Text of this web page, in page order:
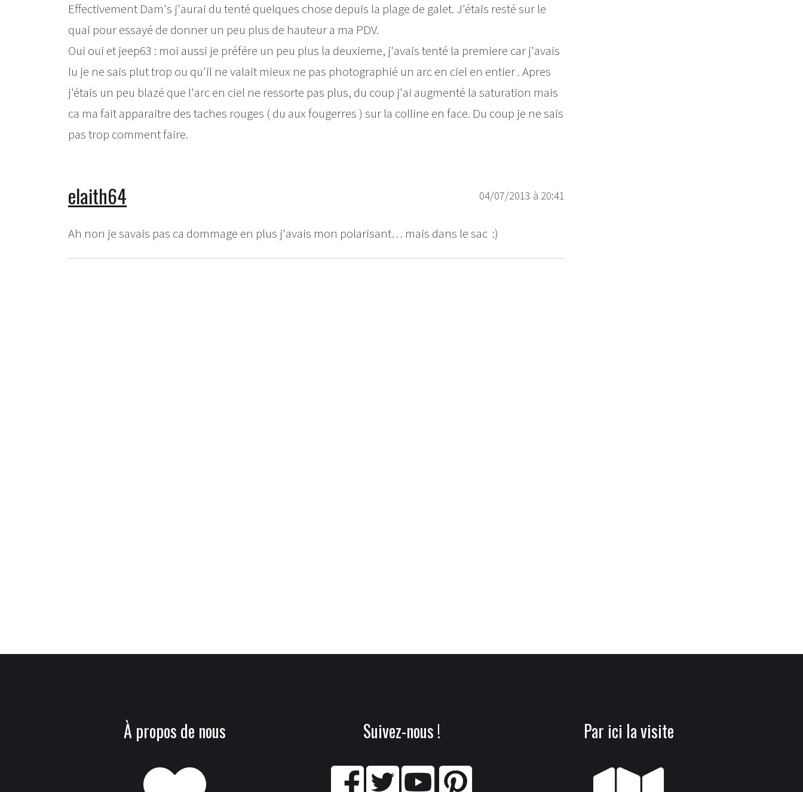
Effectivement Dam's j'aurai du tenté quelques chose depuis la plage de galet. J'étais resté sur le
quai pour essayé de donner un peu plus de hauteur a ma PDV.
Oui oui et jeep63 : moi aussi je préfére un peu plus la deuxieme, j'avais tenté la premiere car j'avais
lu je ne sais plut trop ou qu'il ne valait mieux ne pas photographié un arc en ciel en entier . Apres
j'étais un peu blazé que l'arc en ciel ne ressorte pas plus, du coup j'ai augmenté la saturation mais
ca ma fait apparaitre des taches rouges ( du aux fougerres ) sur la colline en face. Du coup je ne sais
pas trop comment faire.
04/07/2013 à 20:41
elaith64
Ah non je savais pas ca dommage en plus j'avais mon polarisant… mais dans le sac :)
À propos de nous Suivez-nous ! Par ici la visite